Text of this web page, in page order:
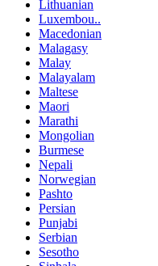
Lithuanian
Luxembou..
Macedonian
Malagasy
Malay
Malayalam
Maltese
Maori
Marathi
Mongolian
Burmese
Nepali
Norwegian
Pashto
Persian
Punjabi
Serbian
Sesotho